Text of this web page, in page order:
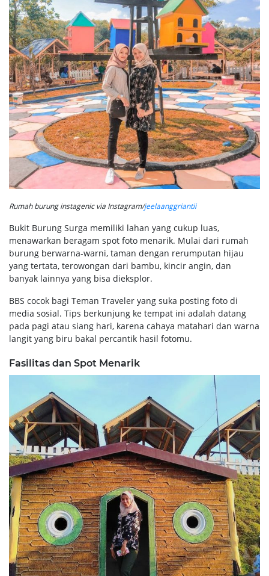
Rumah burung instagenic via Instagram/jeelaanggriantii
Bukit Burung Surga memiliki lahan yang cukup luas,
menawarkan beragam spot foto menarik. Mulai dari rumah
burung berwarna-warni, taman dengan rerumputan hijau
yang tertata, terowongan dari bambu, kincir angin, dan
banyak lainnya yang bisa dieksplor.
BBS cocok bagi Teman Traveler yang suka posting foto di
media sosial. Tips berkunjung ke tempat ini adalah datang
pada pagi atau siang hari, karena cahaya matahari dan warna
langit yang biru bakal percantik hasil fotomu.
Fasilitas dan Spot Menarik